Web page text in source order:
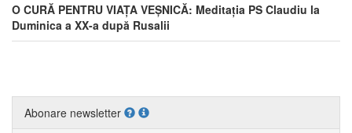
O CURĂ PENTRU VIAȚA VEȘNICĂ: Meditația PS Claudiu la
Duminica a XX-a după Rusalii
Abonare newsletter